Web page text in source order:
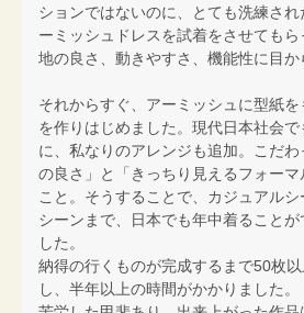
ションではないのに、とても洗練さ
ーミッシュドレスを試着をさせても
地の良さ、動きやすさ、機能性に目か
それからすぐ、アーミッシュに型紙
を作りはじめました。現代日本社会で
に、私なりのアレンジも追加。こだ
の良さ」と「きっちり見えるフォー
こと。そうすることで、カジュアル
シーンまで、日本でも年中着ることが
した。
納得の行くものが完成するまで50枚
し、半年以上の時間がかかりました。